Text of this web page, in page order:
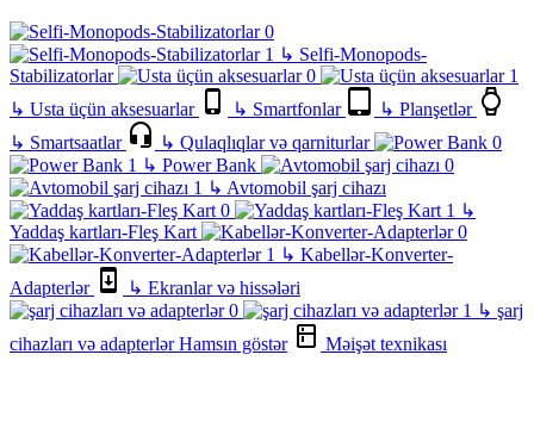
↳ Selfi-Monopods-
Stabilizatorlar
↳ Usta üçün aksesuarlar ↳ Smartfonlar ↳ Planşetlər
↳ Smartsaatlar ↳ Qulaqlıqlar və qarniturlar
↳ Power Bank
↳ Avtomobil şarj cihazı
↳
Yaddaş kartları-Fleş Kart
↳ Kabellər-Konverter-
Adapterlər
↳ Ekranlar və hissələri
↳ şarj
cihazları və adapterlərHamsın göstər Məişət texnikası